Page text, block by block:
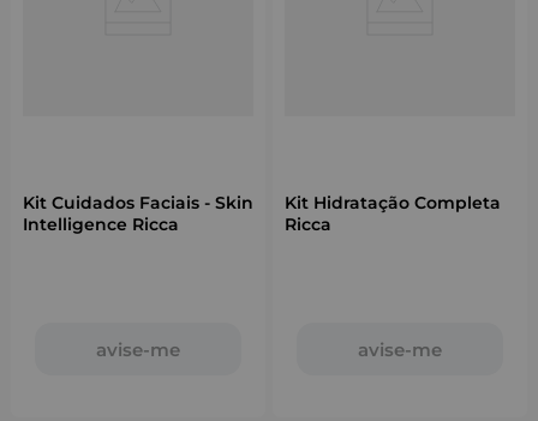
Kit Cuidados Faciais - Skin
Intelligence Ricca
avise-me
Kit Hidratação Completa
Ricca
avise-me